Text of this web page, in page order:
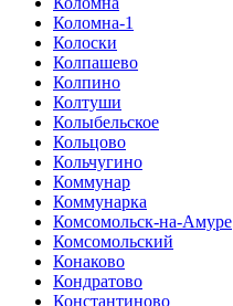
Коломна-1
Колоски
Колпашево
Колпино
Колтуши
Колыбельское
Кольцово
Кольчугино
Коммунар
Коммунарка
Комсомольск-на-Амуре
Комсомольский
Конаково
Кондратово
Константиново